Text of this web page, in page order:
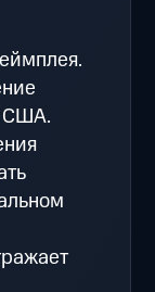
США.